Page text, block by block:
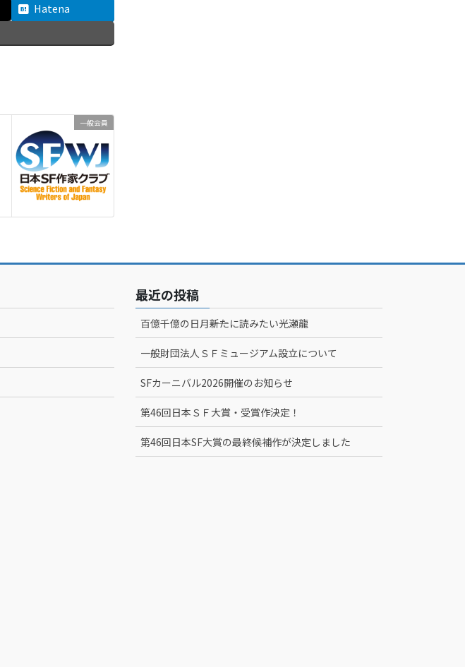
Hatena
一般会員
最近の投稿
百億千億の日月――新たに読みたい光瀬龍
一般財団法人ＳＦミュージアム設立について
SFカーニバル2026開催のお知らせ
第46回日本ＳＦ大賞・受賞作決定！
第46回日本SF大賞の最終候補作が決定しました